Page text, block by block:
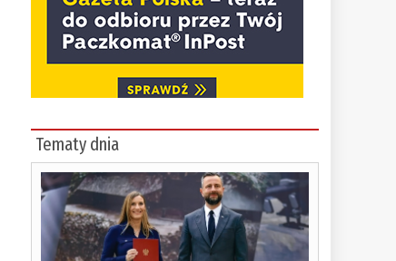
Tematy dnia